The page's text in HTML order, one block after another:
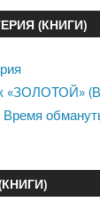
(КНИГИ)
«ЗОЛОТОЙ» (В
Время